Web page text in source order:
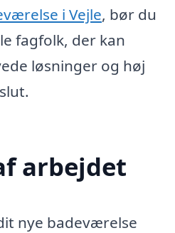
i Vejle, bør du
fagfolk, der kan
løsninger og høj
arbejdet
nye badeværelse